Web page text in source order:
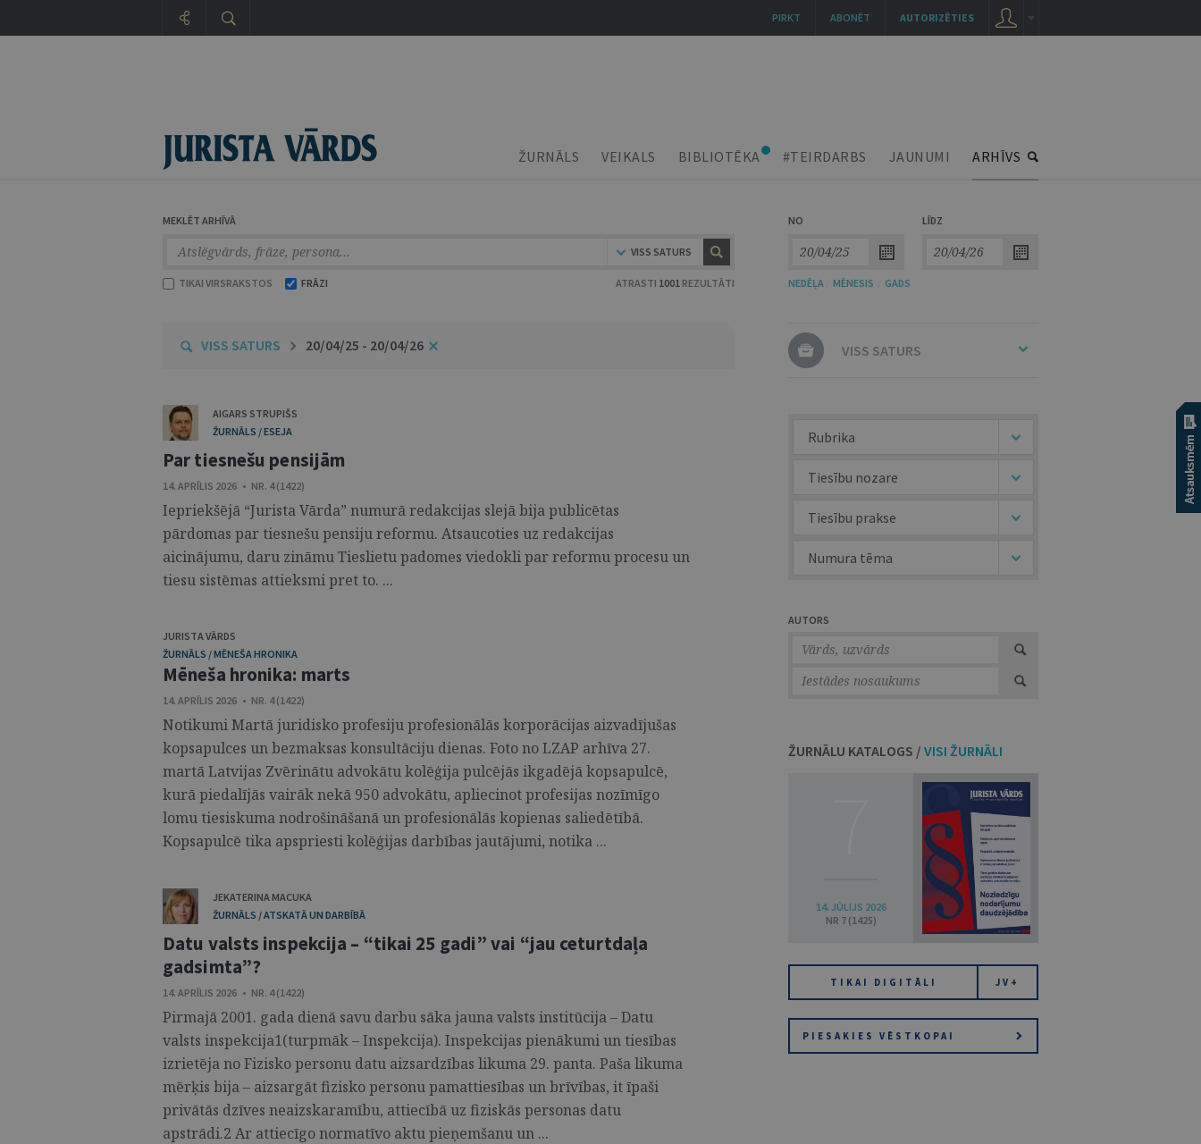
ŽURNĀLS VEIKALS BIBLIOTĒKA #TEIRDARBS JAUNUMI ARHĪVS
MEKLĒT ARHĪVĀ
VISS SATURS
TIKAI VIRSRAKSTOS FRĀZI ATRASTI 1001 REZULTĀTI
NO LĪDZ
NEDĒĻA MĒNESIS GADS
VISS SATURS 20/04/25 - 20/04/26
AIGARS STRUPIŠS
ŽURNĀLS / ESEJA
Par tiesnešu pensijām
14. APRĪLIS 2026 • NR. 4 (1422)
Iepriekšējā “Jurista Vārda” numurā redakcijas slejā bija publicētas
pārdomas par tiesnešu pensiju reformu. Atsaucoties uz redakcijas
aicinājumu, daru zināmu Tieslietu padomes viedokli par reformu procesu un
tiesu sistēmas attieksmi pret to. ...
JURISTA VĀRDS
ŽURNĀLS / MĒNEŠA HRONIKA
Mēneša hronika: marts
14. APRĪLIS 2026 • NR. 4 (1422)
Notikumi Martā juridisko profesiju profesionālās korporācijas aizvadījušas
kopsapulces un bezmaksas konsultāciju dienas. Foto no LZAP arhīva 27.
martā Latvijas Zvērinātu advokātu kolēģija pulcējās ikgadējā kopsapulcē,
kurā piedalījās vairāk nekā 950 advokātu, apliecinot profesijas nozīmīgo
lomu tiesiskuma nodrošināšanā un profesionālās kopienas saliedētībā.
Kopsapulcē tika apspriesti kolēģijas darbības jautājumi, notika ...
JEKATERINA MACUKA
ŽURNĀLS / ATSKATĀ UN DARBĪBĀ
Datu valsts inspekcija – “tikai 25 gadi” vai “jau ceturtdaļa
gadsimta”?
14. APRĪLIS 2026 • NR. 4 (1422)
Pirmajā 2001. gada dienā savu darbu sāka jauna valsts institūcija – Datu
valsts inspekcija1(turpmāk – Inspekcija). Inspekcijas pienākumi un tiesības
izrietēja no Fizisko personu datu aizsardzības likuma 29. panta. Paša likuma
mērķis bija – aizsargāt fizisko personu pamattiesības un brīvības, it īpaši
privātās dzīves neaizskaramību, attiecībā uz fiziskās personas datu
apstrādi.2 Ar attiecīgo normatīvo aktu pieņemšanu un ...
VISS SATURS
Rubrika
Tiesību nozare
Tiesību prakse
Numura tēma
AUTORS
ŽURNĀLU KATALOGS / VISI ŽURNĀLI
14. JŪLIJS 2026
NR 7 (1425)
TIKAI DIGITĀLI JV+
PIESAKIES VĒSTKOPAI
AUTORIZĒTIES
ABONĒT
PIRKT